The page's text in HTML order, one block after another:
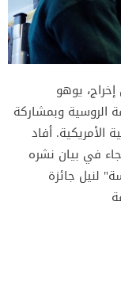
يوهو
الروسية وبمشاركة
الأمريكية. أفاد
في بيان نشره
لنيل جائزة